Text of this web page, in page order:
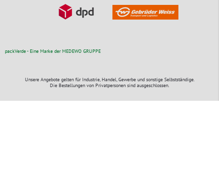
packVerde - Eine Marke der MEDEWO GRUPPE
Unsere Angebote gelten für Industrie, Handel, Gewerbe und sonstige Selbstständige.
Die Bestellungen von Privatpersonen sind ausgeschlossen.